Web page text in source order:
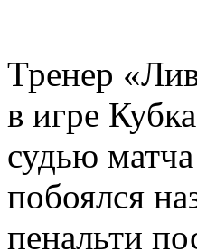
Тренер
в игре
судью матча
побоялся
пенальти